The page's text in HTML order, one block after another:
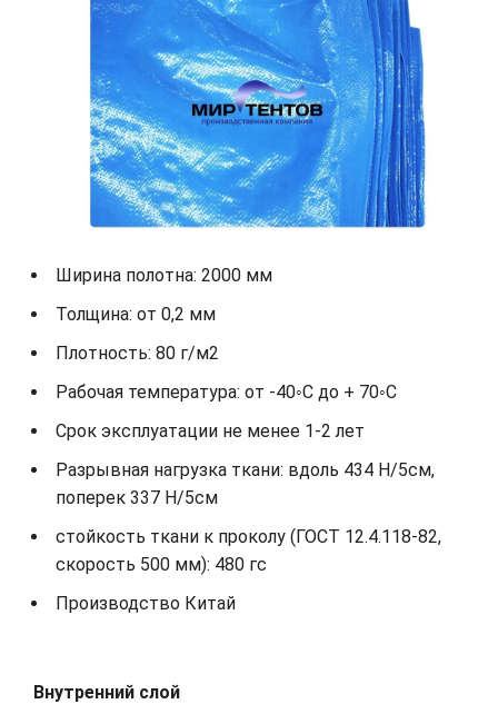
Ширина полотна: 2000 мм
Толщина: от 0,2 мм
Плотность: 80 г/м2
Рабочая температура: от -40◦С до + 70◦С
Срок эксплуатации не менее 1-2 лет
Разрывная нагрузка ткани: вдоль 434 Н/5см,
поперек 337 Н/5см
стойкость ткани к проколу (ГОСТ 12.4.118-82,
скорость 500 мм): 480 гс
Производство Китай
Внутренний слой